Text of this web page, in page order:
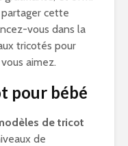
cette
vous dans la
tricotés pour
aimez.
pour bébé
de tricot
de